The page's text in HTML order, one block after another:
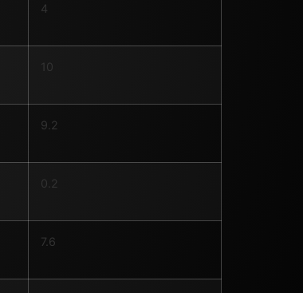
4
10
9.2
0.2
7.6